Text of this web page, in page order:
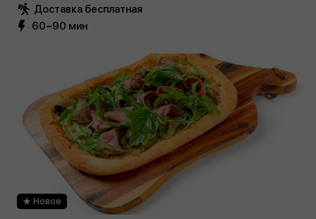
Доставка бесплатная
60−90 мин
Новое